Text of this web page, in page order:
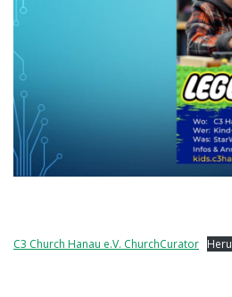
C3 Church Hanau e.V. ChurchCurator